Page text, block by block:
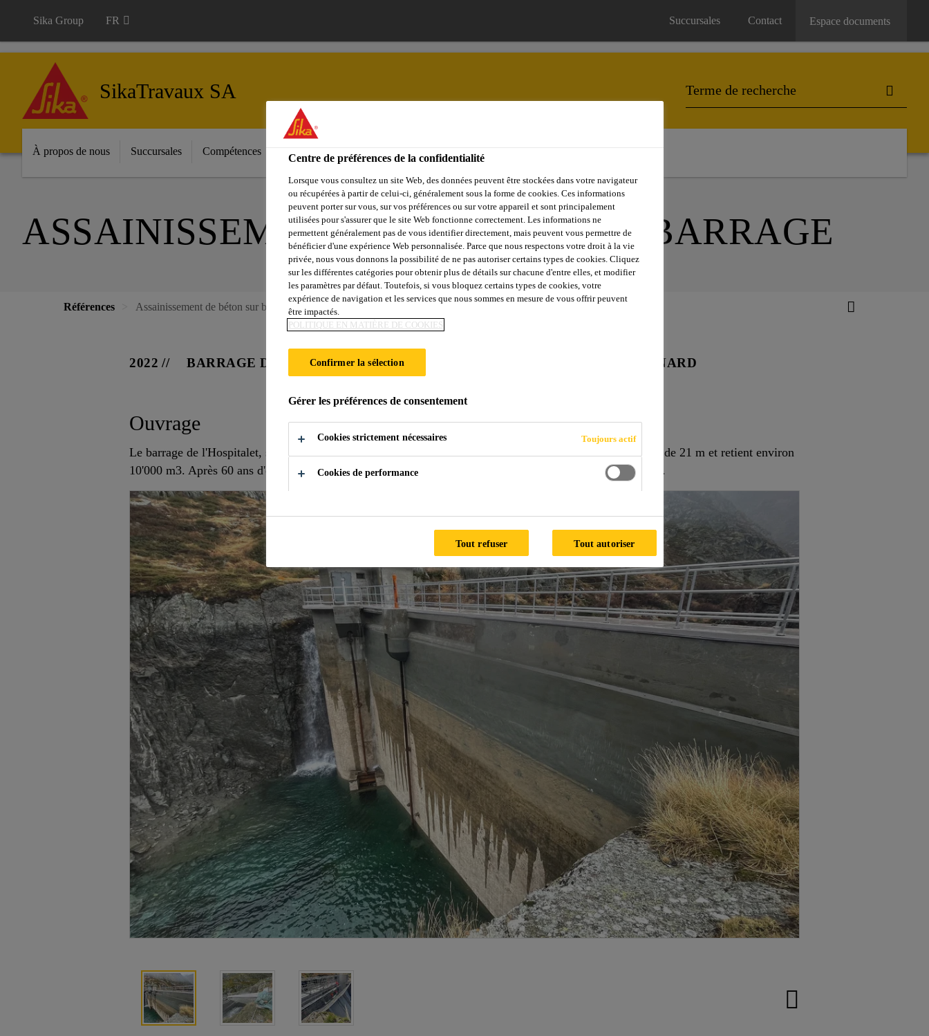
Sika Group FR Succursales Contact Espace documents
SikaTravaux SA
À propos de nous Succursales Compétences Jobs & Carrière
ASSAINISSEMENT DE BÉTON SUR BARRAGE
Références Assainissement de béton sur barrage
2022 BARRAGE DE L'HOSPITALET, ROUTE DU COL DU GRAND-SAINT-BERNARD
Ouvrage
Le barrage de l'Hospitalet, situé à 2'100 mètres d'altitude, a été achevé en 1963. La hauteur du barrage est de 21 m et retient environ
10'000 m3. Après 60 ans d'exploitation, des fuites et des fissures apparaissent de part et d'autre du barrage.
Centre de préférences de la confidentialité
Lorsque vous consultez un site Web, des données peuvent être stockées dans votre navigateur
ou récupérées à partir de celui-ci, généralement sous la forme de cookies. Ces informations
peuvent porter sur vous, sur vos préférences ou sur votre appareil et sont principalement
utilisées pour s'assurer que le site Web fonctionne correctement. Les informations ne
permettent généralement pas de vous identifier directement, mais peuvent vous permettre de
bénéficier d'une expérience Web personnalisée. Parce que nous respectons votre droit à la vie
privée, nous vous donnons la possibilité de ne pas autoriser certains types de cookies. Cliquez
sur les différentes catégories pour obtenir plus de détails sur chacune d'entre elles, et modifier
les paramètres par défaut. Toutefois, si vous bloquez certains types de cookies, votre
expérience de navigation et les services que nous sommes en mesure de vous offrir peuvent
être impactés.
POLITIQUE EN MATIÈRE DE COOKIES
Confirmer la sélection
Gérer les préférences de consentement
Cookies strictement nécessaires Toujours actif
Cookies de performance
Tout refuser Tout autoriser